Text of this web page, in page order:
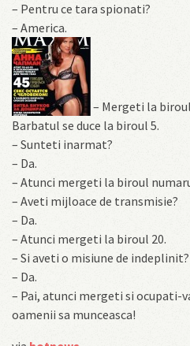
– Pentru ce tara spionati?
– America.
– Mergeti la
Barbatul se duce la biroul 5.
– Sunteti inarmat?
– Da.
– Atunci mergeti la biroul
– Aveti mijloace de transmisie?
– Da.
– Atunci mergeti la biroul 20.
– Si aveti o misiune de indeplinit?
– Da.
– Pai, atunci mergeti si ocupati-
oamenii sa munceasca!